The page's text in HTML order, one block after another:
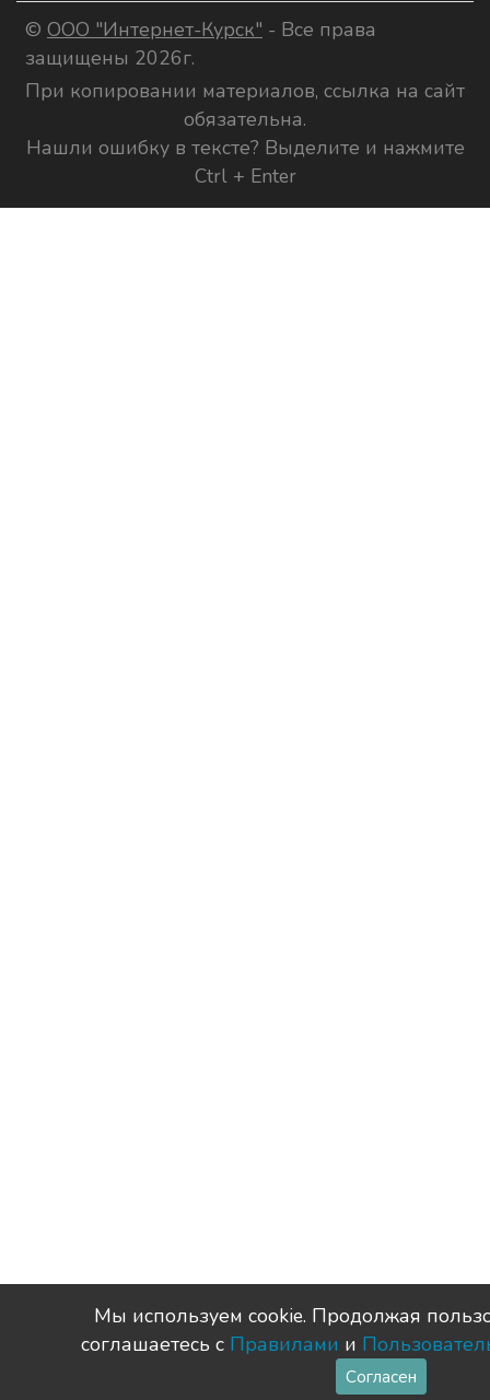
© ООО "Интернет-Курск" - Все права
защищены 2026г.
При копировании материалов, ссылка на сайт
обязательна.
Нашли ошибку в тексте? Выделите и нажмите
Ctrl + Enter
Мы используем сookie. Продолжая
соглашаетесь с Правилами и
Согласен